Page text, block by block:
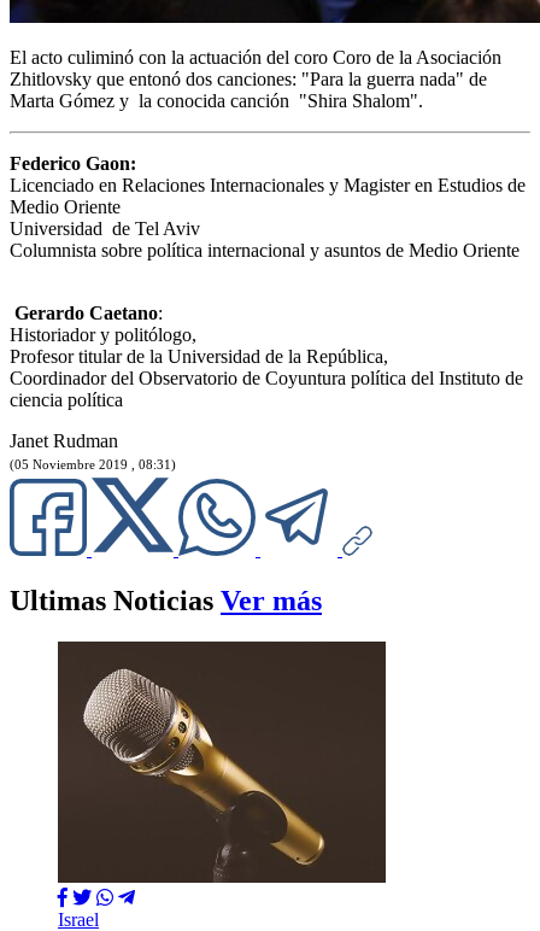
El acto culiminó con la actuación del coro Coro de la Asociación
Zhitlovsky que entonó dos canciones: "Para la guerra nada" de
Marta Gómez y la conocida canción "Shira Shalom".
Federico Gaon:
Licenciado en Relaciones Internacionales y Magister en Estudios de
Medio Oriente
Universidad de Tel Aviv
Columnista sobre política internacional y asuntos de Medio Oriente
Gerardo Caetano:
Historiador y politólogo,
Profesor titular de la Universidad de la República,
Coordinador del Observatorio de Coyuntura política del Instituto de
ciencia política
Janet Rudman
(05 Noviembre 2019 , 08:31)
Ultimas Noticias Ver más
Israel